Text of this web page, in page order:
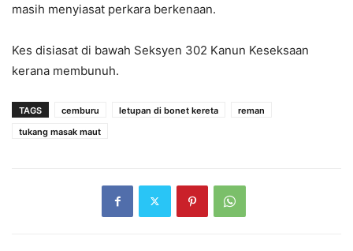
masih menyiasat perkara berkenaan.
Kes disiasat di bawah Seksyen 302 Kanun Keseksaan
kerana membunuh.
TAGS cemburu letupan di bonet kereta
reman
tukang masak maut